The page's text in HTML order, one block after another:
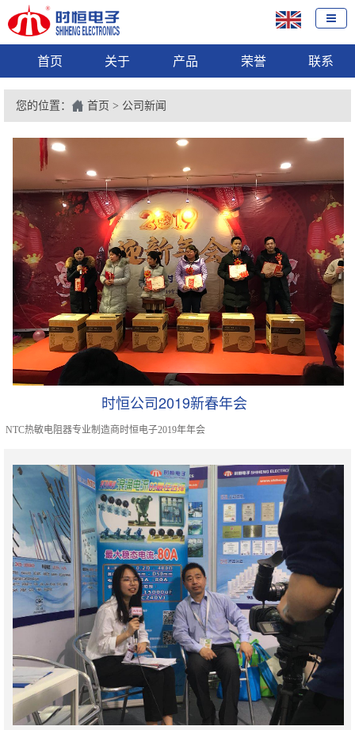
首页 关于 产品 荣誉 联系
您的位置： 首页 > 公司新闻
时恒公司2019新春年会
NTC热敏电阻器专业制造商时恒电子2019年年会